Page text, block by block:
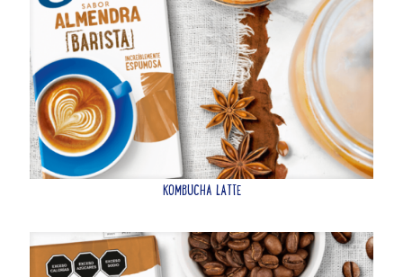
KOMBUCHA LATTE